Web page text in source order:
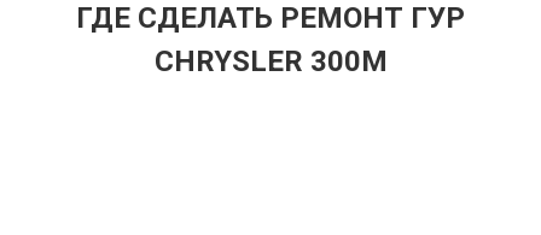
ГДЕ СДЕЛАТЬ РЕМОНТ ГУР
CHRYSLER 300M